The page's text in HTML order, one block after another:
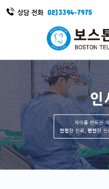
상담 전화 02)3394-7975
BOSTON